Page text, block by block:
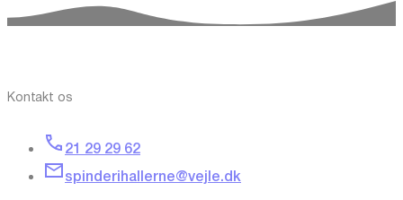
Kontakt os
21 29 29 62
spinderihallerne@vejle.dk